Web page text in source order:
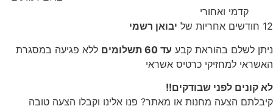
קדמי ואחורי
12 חודשים אחריות של
יבואן רשמי
ניתן לשלם בהוראת קבע עד 60 תשלומים
ללא פגיעה במסגרת
האשראי למחזיקי כרטיס אשראי
לא קונים לפני שבודקים!!
קיבלתם הצעה מחנות או מאתר? פנו אלינו וקבלו הצעה טובה